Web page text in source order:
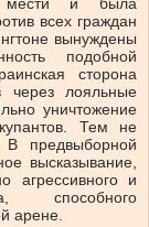
всех граждан
вынуждены
подобной
сторона
лояльные
уничтожение
Тем не
предвыборной
высказывание,
агрессивного и
способного
арене.